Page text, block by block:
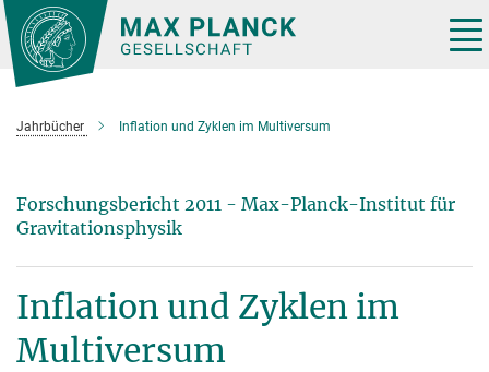
Hauptinhalt
Jahrbücher Inflation und Zyklen im Multiversum
Forschungsbericht 2011 - Max-Planck-Institut für
Gravitationsphysik
Inflation und Zyklen im
Multiversum